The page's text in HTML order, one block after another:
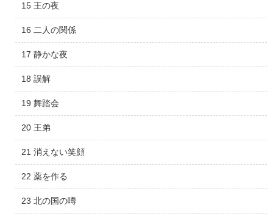
15 王の夜
16 二人の関係
17 静かな夜
18 誤解
19 舞踏会
20 王弟
21 消えない笑顔
22 薬を作る
23 北の国の噂